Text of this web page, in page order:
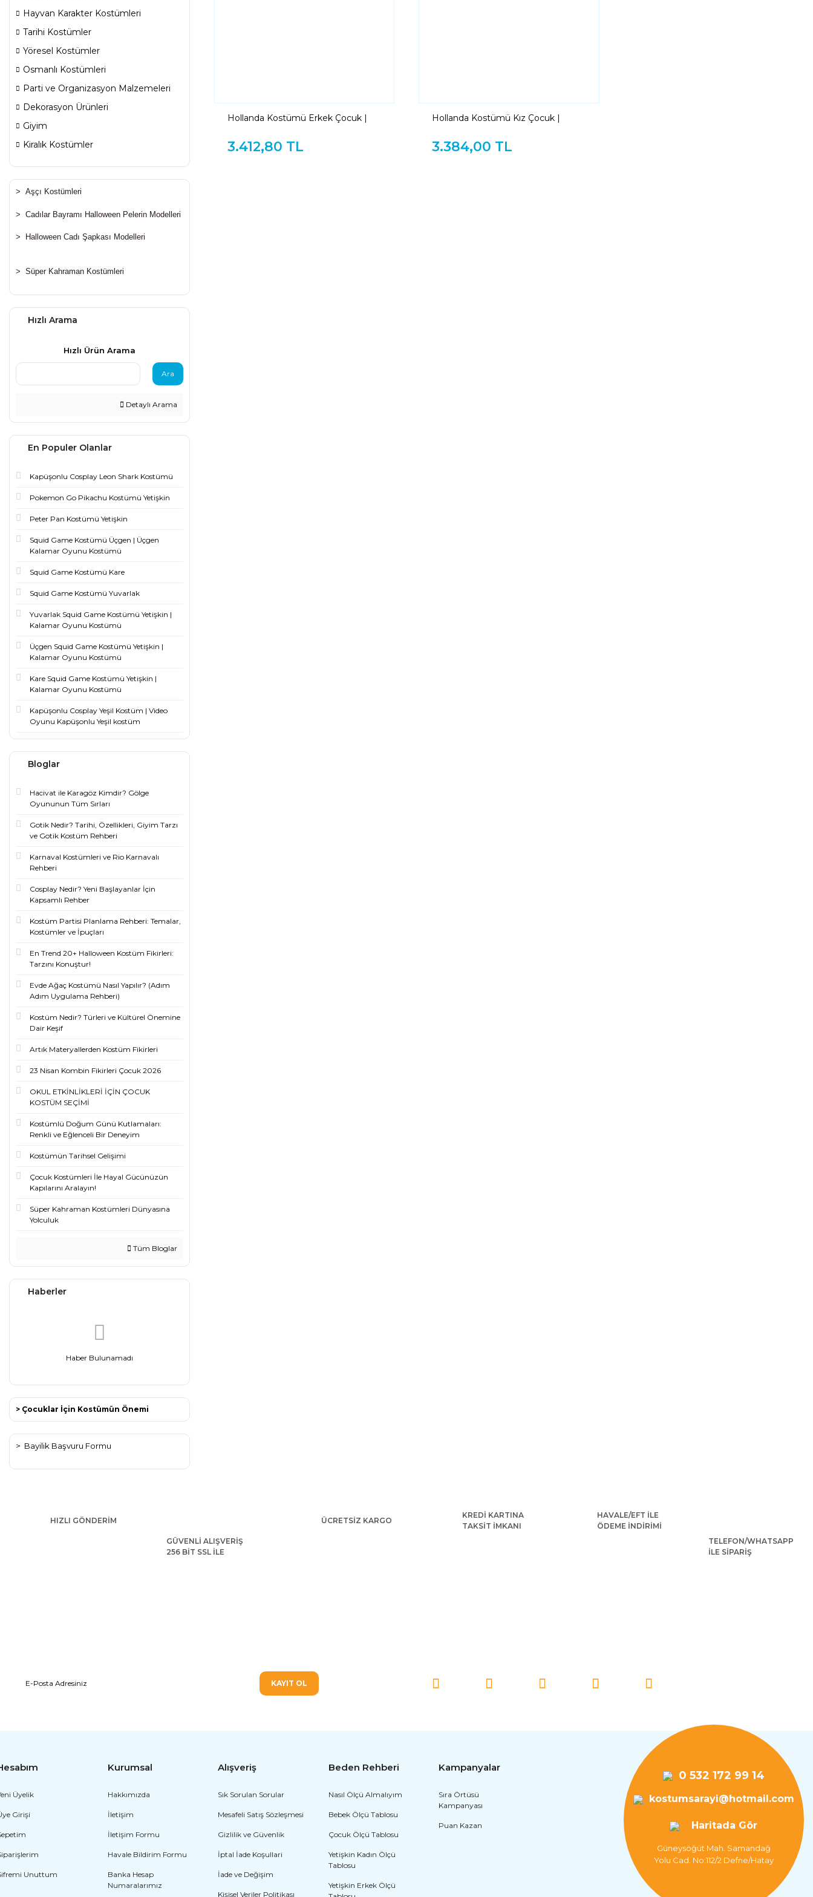
Hayvan Karakter Kostümleri
Tarihi Kostümler
Yöresel Kostümler
Osmanlı Kostümleri
Parti ve Organizasyon Malzemeleri
Dekorasyon Ürünleri
Giyim
Kiralık Kostümler
> Aşçı Kostümleri
> Cadılar Bayramı Halloween Pelerin Modelleri
> Halloween Cadı Şapkası Modelleri
> Süper Kahraman Kostümleri
Hızlı Arama
Hızlı Ürün Arama
Ara
Detaylı Arama
En Populer Olanlar
Kapüşonlu Cosplay Leon Shark Kostümü
Pokemon Go Pikachu Kostümü Yetişkin
Peter Pan Kostümü Yetişkin
Squid Game Kostümü Üçgen | Üçgen
Kalamar Oyunu Kostümü
Squid Game Kostümü Kare
Squid Game Kostümü Yuvarlak
Yuvarlak Squid Game Kostümü Yetişkin |
Kalamar Oyunu Kostümü
Üçgen Squid Game Kostümü Yetişkin |
Kalamar Oyunu Kostümü
Kare Squid Game Kostümü Yetişkin |
Kalamar Oyunu Kostümü
Kapüşonlu Cosplay Yeşil Kostüm | Video
Oyunu Kapüşonlu Yeşil kostüm
Bloglar
Hacivat ile Karagöz Kimdir? Gölge
Oyununun Tüm Sırları
Gotik Nedir? Tarihi, Özellikleri, Giyim Tarzı
ve Gotik Kostüm Rehberi
Karnaval Kostümleri ve Rio Karnavalı
Rehberi
Cosplay Nedir? Yeni Başlayanlar İçin
Kapsamlı Rehber
Kostüm Partisi Planlama Rehberi: Temalar,
Kostümler ve İpuçları
En Trend 20+ Halloween Kostüm Fikirleri:
Tarzını Konuştur!
Evde Ağaç Kostümü Nasıl Yapılır? (Adım
Adım Uygulama Rehberi)
Kostüm Nedir? Türleri ve Kültürel Önemine
Dair Keşif
Artık Materyallerden Kostüm Fikirleri
23 Nisan Kombin Fikirleri Çocuk 2026
OKUL ETKİNLİKLERİ İÇİN ÇOCUK
KOSTÜM SEÇİMİ
Kostümlü Doğum Günü Kutlamaları:
Renkli ve Eğlenceli Bir Deneyim
Kostümün Tarihsel Gelişimi
Çocuk Kostümleri İle Hayal Gücünüzün
Kapılarını Aralayın!
Süper Kahraman Kostümleri Dünyasına
Yolculuk
Tüm Bloglar
Haberler
Haber Bulunamadı
> Çocuklar İçin Kostümün Önemi
> Bayilik Başvuru Formu
Hollanda Kostümü Erkek Çocuk |
3.412,80 TL
Hollanda Kostümü Kız Çocuk |
3.384,00 TL
HIZLI GÖNDERİM
GÜVENLİ ALIŞVERİŞ
256 BİT SSL İLE
ÜCRETSİZ KARGO
KREDİ KARTINA
TAKSİT İMKANI
HAVALE/EFT İLE
ÖDEME İNDİRİMİ
TELEFON/WHATSAPP
İLE SİPARİŞ
KAYIT OL
Üyelik
Girişi
Unuttum
Kurumsal
Hakkımızda
İletişim
İletişim Formu
Havale Bildirim Formu
Banka Hesap
Numaralarımız
Alışveriş
Sık Sorulan Sorular
Mesafeli Satış Sözleşmesi
Gizlilik ve Güvenlik
İptal İade Koşullari
İade ve Değişim
Kişisel Veriler Politikası
Beden Rehberi
Nasıl Ölçü Almalıyım
Bebek Ölçü Tablosu
Çocuk Ölçü Tablosu
Yetişkin Kadın Ölçü
Tablosu
Yetişkin Erkek Ölçü
Kampanyalar
Sıra Örtüsü
Kampanyası
Puan Kazan
0 532 172 99 14
kostumsarayi@hotmail.com
Haritada Gör
Güneysöğüt Mah. Samandağ
Yolu Cad. No:112/2 Defne/Hatay